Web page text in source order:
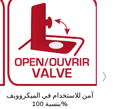
آمن للاستخدام في الميكروويف
بنسبة 100%
›